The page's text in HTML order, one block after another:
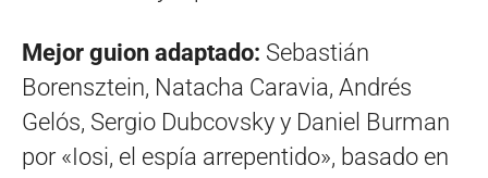
Mejor guion adaptado: Sebastián
Borensztein, Natacha Caravia, Andrés
Gelós, Sergio Dubcovsky y Daniel Burman
por «Iosi, el espía arrepentido», basado en